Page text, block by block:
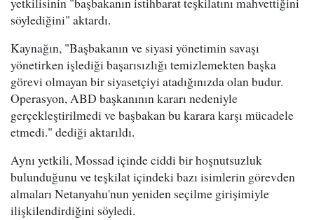
söylediğini" aktardı.
Kaynağın, "Başbakanın ve siyasi yönetimin savaşı
yönetirken işlediği başarısızlığı temizlemekten başka
görevi olmayan bir siyasetçiyi atadığınızda olan budur.
Operasyon, ABD başkanının kararı nedeniyle
gerçekleştirilmedi ve başbakan bu karara karşı mücadele
etmedi." dediği aktarıldı.
Aynı yetkili, Mossad içinde ciddi bir hoşnutsuzluk
bulunduğunu ve teşkilat içindeki bazı isimlerin görevden
almaları Netanyahu'nun yeniden seçilme girişimiyle
ilişkilendirdiğini söyledi.